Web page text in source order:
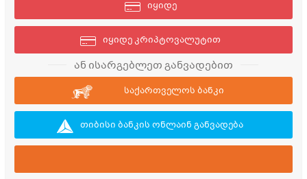
იყიდე
იყიდე კრიპტოვალუტით
ან ისარგებლეთ განვადებით
საქართველოს ბანკი
თიბისი ბანკის ონლაინ განვადება